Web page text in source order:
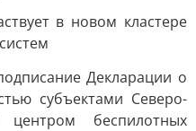
в новом кластере
Декларации о
субъектами Северо-
беспилотных